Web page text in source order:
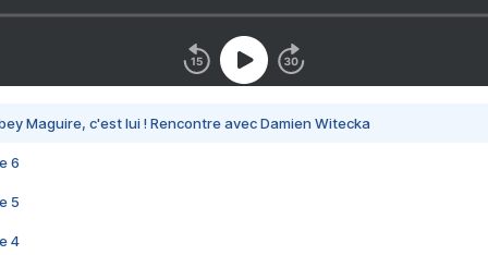
Maguire, c'est lui ! Rencontre avec Damien Witecka
6
5
4